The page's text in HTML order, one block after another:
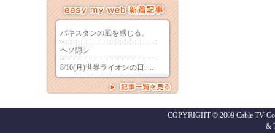
COPYRIGHT © 2009 Cable TV
&